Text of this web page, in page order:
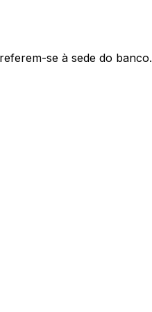
se à sede do banco.